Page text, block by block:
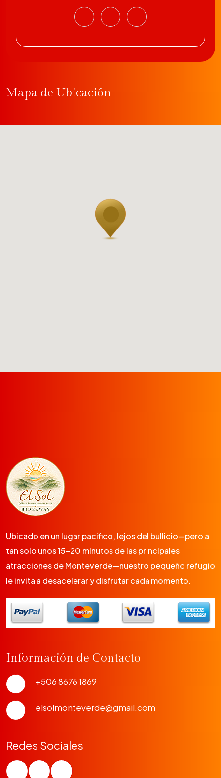
Mapa de Ubicación
Ubicado en un lugar pacifico, lejos del bullicio—pero a
tan solo unos 15-20 minutos de las principales
atracciones de Monteverde—nuestro pequeño refugio
le invita a desacelerar y disfrutar cada momento.
Información de Contacto
+506 8676 1869
elsolmonteverde@gmail.com
Redes Sociales